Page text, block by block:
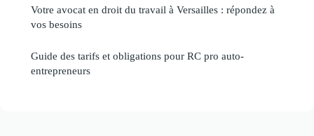
Votre avocat en droit du travail à Versailles : répondez à
vos besoins
Guide des tarifs et obligations pour RC pro auto-
entrepreneurs